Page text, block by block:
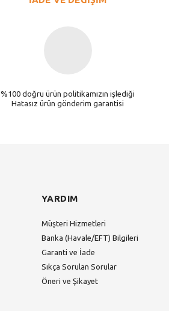
%100 doğru ürün politikamızın işlediği
Hatasız ürün gönderim garantisi
YARDIM
Müşteri Hizmetleri
Banka (Havale/EFT) Bilgileri
Garanti ve İade
Sıkça Sorulan Sorular
Öneri ve Şikayet